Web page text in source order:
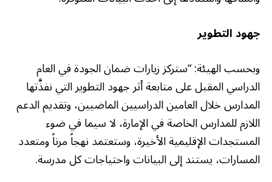
جهود التطوير
وبحسب الهيئة: “ستركز زيارات ضمان الجودة في العام
الدراسي المقبل على متابعة أثر جهود التطوير التي نفذَّتها
المدارس خلال العامين الدراسيين الماضيين، وتقديم الدعم
اللازم للمدارس الخاصة في الإمارة، لا سيما في ضوء
المستجدات الإقليمية الأخيرة، وستعتمد نهجاً مرناً ومتعدد
المسارات، يستند إلى البيانات واحتياجات كل مدرسة.